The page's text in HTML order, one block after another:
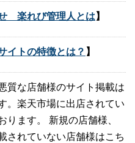
楽れび管理人とは 】
イトの特徴とは？ 】
質な店舗様のサイト掲載は
。楽天市場に出店されてい
ります。 新規の店舗様、
されていない店舗様はこち